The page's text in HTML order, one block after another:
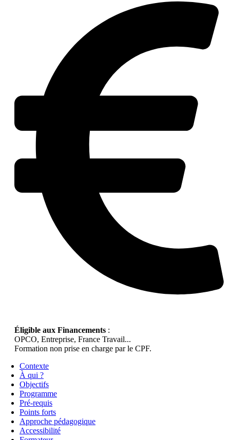
Éligible aux Financements :
OPCO, Entreprise, France Travail...
Formation non prise en charge par le CPF.
Contexte
À qui ?
Objectifs
Programme
Pré-requis
Points forts
Approche pédagogique
Accessibilité